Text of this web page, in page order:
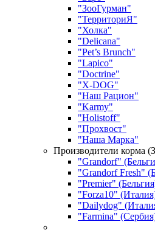
"ЗооГурман"
"ТерриториЯ"
"Холка"
"Delicana"
"Pet’s Brunch"
"Lapico"
"Doctrine"
"X-DOG"
"Наш Рацион"
"Karmy"
"Holistoff"
"Прохвост"
"Наша Марка"
Производители корма
"Grandorf"
"Grandorf Fresh"
"Premier"
"Forza10"
"Dailydog"
"Farmina"